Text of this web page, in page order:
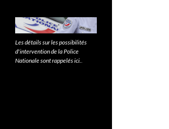
Les détails sur les possibilités
d'intervention de la Police
Nationale sont rappelés ici..